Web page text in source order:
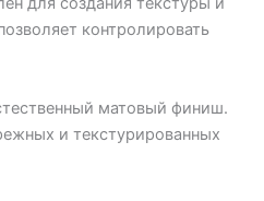
контролировать
матовый финиш.
и текстурированных